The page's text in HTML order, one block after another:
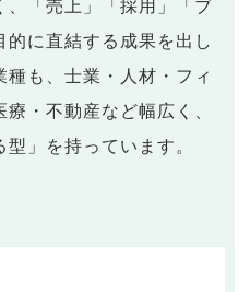
、「売上」「採用」「ブ
に直結する成果を出し
も、士業・人材・フィ
・不動産など幅広く、
」を持っています。